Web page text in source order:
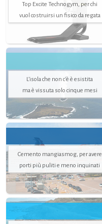
Top Excite Technogym, per chi
vuol costruirsi un fisico da regata
L’isola che non c'è è esistita
ma è vissuta solo cinque mesi
Cemento mangiasmog, per avere
porti più puliti e meno inquinati